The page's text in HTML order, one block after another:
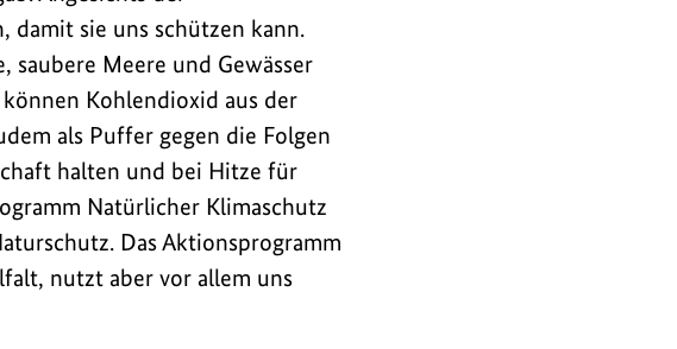
damit sie uns schützen kann.
Meere und Gewässer
Kohlendioxid aus der
als Puffer gegen die Folgen
halten und bei Hitze für
Natürlicher Klimaschutz
Das Aktionsprogramm
nutzt aber vor allem uns